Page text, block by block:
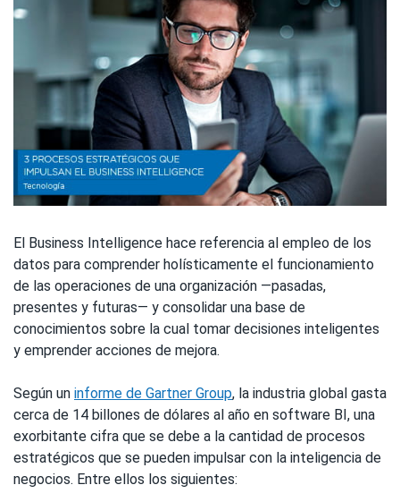
El Business Intelligence hace referencia al empleo de los
datos para comprender holísticamente el funcionamiento
de las operaciones de una organización —pasadas,
presentes y futuras— y consolidar una base de
conocimientos sobre la cual tomar decisiones inteligentes
y emprender acciones de mejora.
Según un informe de Gartner Group, la industria global gasta
cerca de 14 billones de dólares al año en software BI, una
exorbitante cifra que se debe a la cantidad de procesos
estratégicos que se pueden impulsar con la inteligencia de
negocios. Entre ellos los siguientes: